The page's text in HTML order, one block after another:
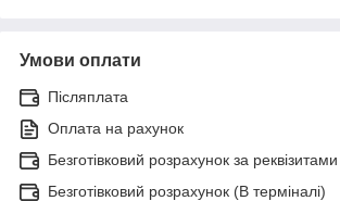
Умови оплати
Післяплата
Оплата на рахунок
Безготівковий розрахунок за
Безготівковий розрахунок (В терміналі)